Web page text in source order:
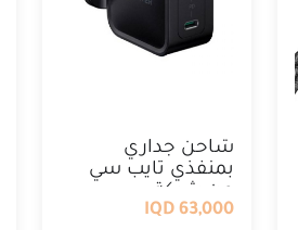
شاحن جداري
بمنفذي تايب سي
من شركة ...
63,000 IQD